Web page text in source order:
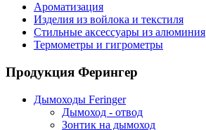
Ароматизация
Изделия из войлока и текстиля
Стильные аксессуары из алюминия
Термометры и гигрометры
Продукция Ферингер
Дымоходы Feringer
Дымоход - отвод
Зонтик на дымоход